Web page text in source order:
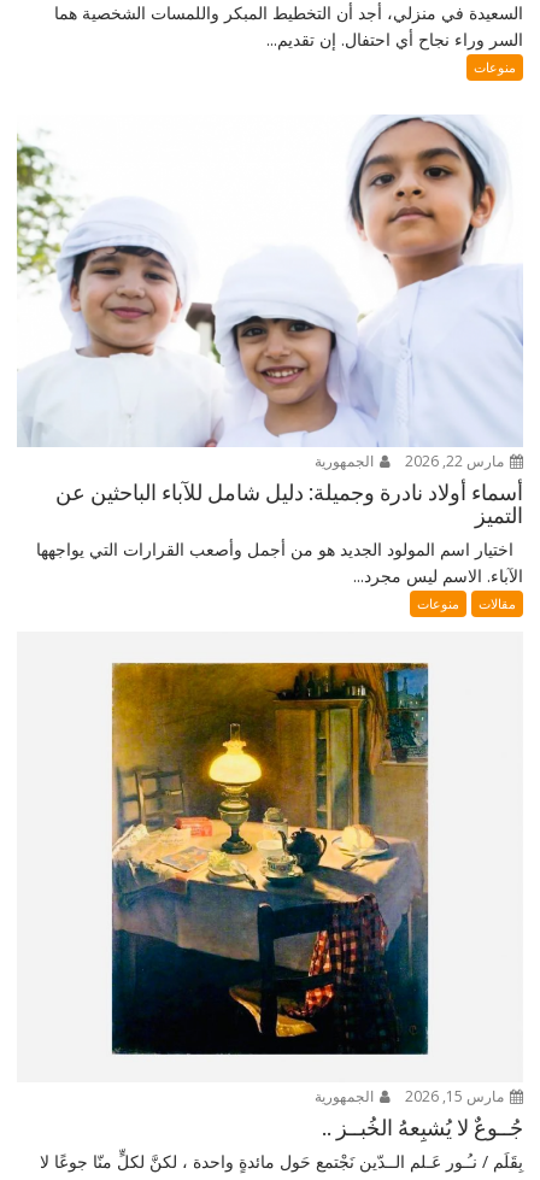
السعيدة في منزلي، أجد أن التخطيط المبكر واللمسات الشخصية هما
السر وراء نجاح أي احتفال. إن تقديم...
منوعات
مارس 22, 2026 الجمهورية
أسماء أولاد نادرة وجميلة: دليل شامل للآباء الباحثين عن
التميز
اختيار اسم المولود الجديد هو من أجمل وأصعب القرارات التي يواجهها
الآباء. الاسم ليس مجرد...
مقالات منوعات
مارس 15, 2026 الجمهورية
جُــوعٌ لا يُشبِعهُ الخُبــز ..
بِقَلَم / نـُـور عَـلم الــدّين نَجْتمع حَول مائدةٍ واحدة ، لكنَّ لكلٍّ منّا جوعًا لا